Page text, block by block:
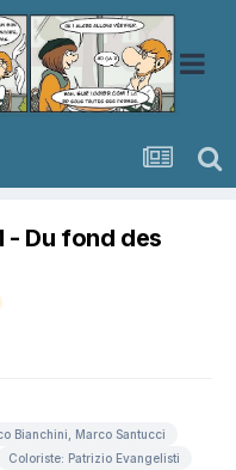
- Du fond des
Bianchini, Marco Santucci
Coloriste: Patrizio Evangelisti